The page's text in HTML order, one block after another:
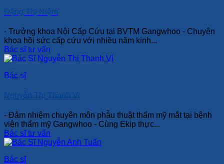
Đặng Thị Niệm
- Trưởng khoa Nội Cấp Cứu tại BVTM Gangwhoo - Chuyên
khoa hồi sức cấp cứu với nhiều năm kinh...
Bác sĩ tư vấn
Bác sĩ
Nguyễn Thị Thanh Vi
- Đảm nhiệm chuyên môn phẫu thuật thẩm mỹ mắt tại bệnh
viện thẩm mỹ Gangwhoo - Cùng Ekip thực...
Bác sĩ tư vấn
Bác sĩ